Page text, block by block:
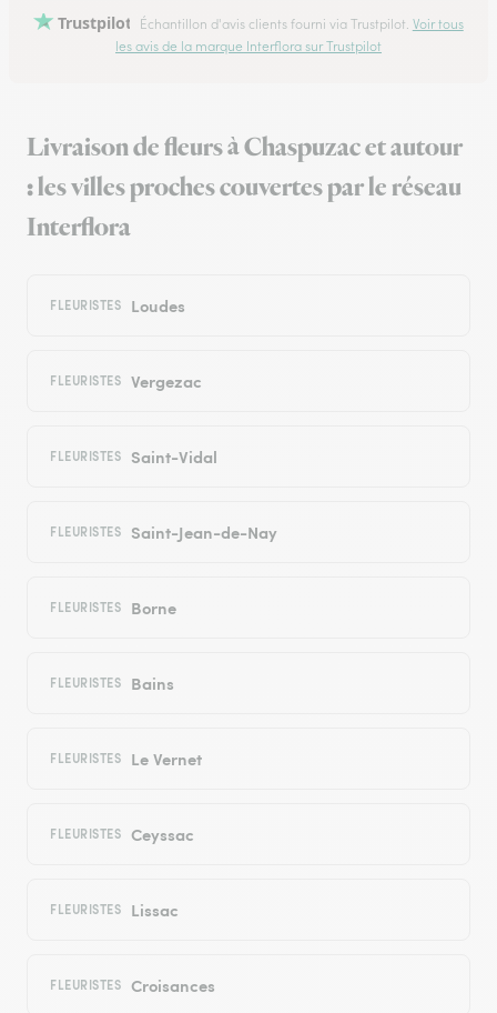
Trustpilot Échantillon d'avis clients fourni via Trustpilot. Voir tous
les avis de la marque Interflora sur Trustpilot
Livraison de fleurs à Chaspuzac et autour
: les villes proches couvertes par le réseau
Interflora
FLEURISTES Loudes
FLEURISTES Vergezac
FLEURISTES Saint-Vidal
FLEURISTES Saint-Jean-de-Nay
FLEURISTES Borne
FLEURISTES Bains
FLEURISTES Le Vernet
FLEURISTES Ceyssac
FLEURISTES Lissac
FLEURISTES Croisances